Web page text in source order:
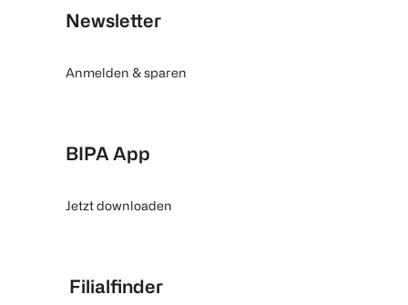
Newsletter
Anmelden & sparen
BIPA App
Jetzt downloaden
Filialfinder